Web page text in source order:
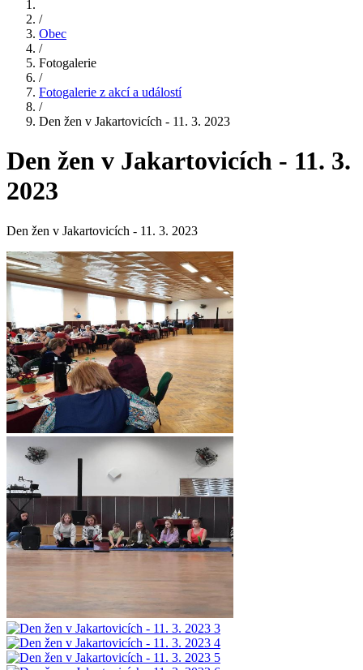
/
Obec
/
Fotogalerie
/
Fotogalerie z akcí a událostí
/
Den žen v Jakartovicích - 11. 3. 2023
Den žen v Jakartovicích - 11. 3.
2023
Den žen v Jakartovicích - 11. 3. 2023